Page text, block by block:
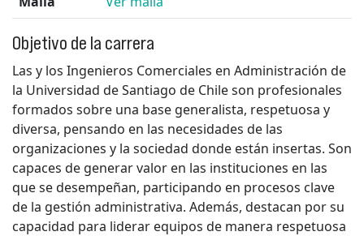
Objetivo de la carrera
Las y los Ingenieros Comerciales en Administración de
la Universidad de Santiago de Chile son profesionales
formados sobre una base generalista, respetuosa y
diversa, pensando en las necesidades de las
organizaciones y la sociedad donde están insertas. Son
capaces de generar valor en las instituciones en las
que se desempeñan, participando en procesos clave
de la gestión administrativa. Además, destacan por su
capacidad para liderar equipos de manera respetuosa